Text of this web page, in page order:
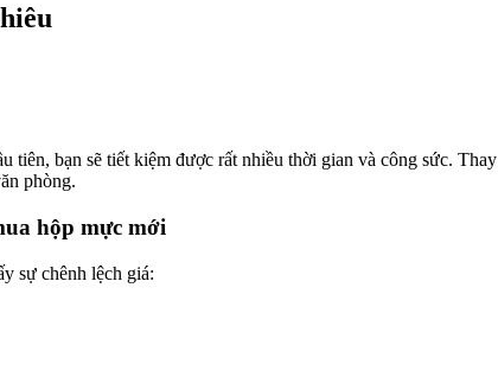
bạn sẽ tiết kiệm được rất nhiều thời gian và công sức.
phòng.
hộp mực mới
sự chênh lệch giá: